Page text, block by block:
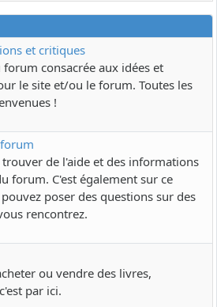
et critiques
forum consacrée aux idées et
le site et/ou le forum. Toutes les
!
de l'aide et des informations
forum. C'est également sur ce
poser des questions sur des
rencontrez.
ou vendre des livres,
par ici.